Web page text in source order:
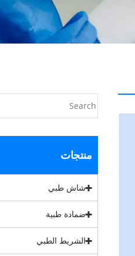
منتجات
شاش طبي
ضمادة طبية
الشريط الطبي